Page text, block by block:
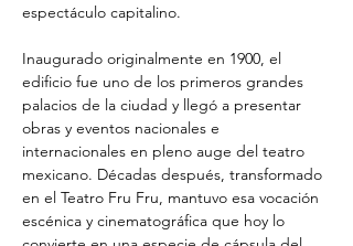
espectáculo capitalino.
Inaugurado originalmente en 1900, el
edificio fue uno de los primeros grandes
palacios de la ciudad y llegó a presentar
obras y eventos nacionales e
internacionales en pleno auge del teatro
mexicano. Décadas después, transformado
en el Teatro Fru Fru, mantuvo esa vocación
escénica y cinematográfica que hoy lo